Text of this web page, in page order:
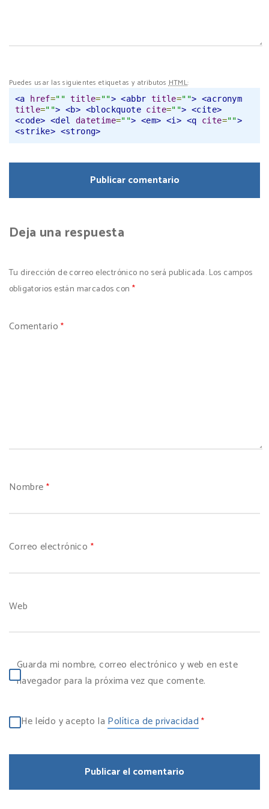
Puedes usar las siguientes etiquetas y atributosHTML:
<a href="" title=""> <abbr title=""> <acronym
title=""> <b> <blockquote cite=""> <cite>
<code> <del datetime=""> <em> <i> <q cite="">
<strike> <strong>
Deja una respuesta
Tu dirección de correo electrónico no será publicada. Los campos
obligatorios están marcados con *
Comentario*
Nombre *
Correo electrónico *
Web
Guarda mi nombre, correo electrónico y web en este
navegador para la próxima vez que comente.
He leído y acepto la Política de privacidad *